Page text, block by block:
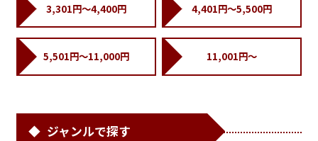
3,301円～4,400円 4,401円～5,500円
5,501円～11,000円 11,001円～
ジャンルで探す